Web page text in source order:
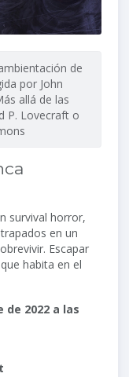
de
por John
allá de las
P. Lovecraft o
survival horror,
en un
Escapar
habita en el
de 2022 a las